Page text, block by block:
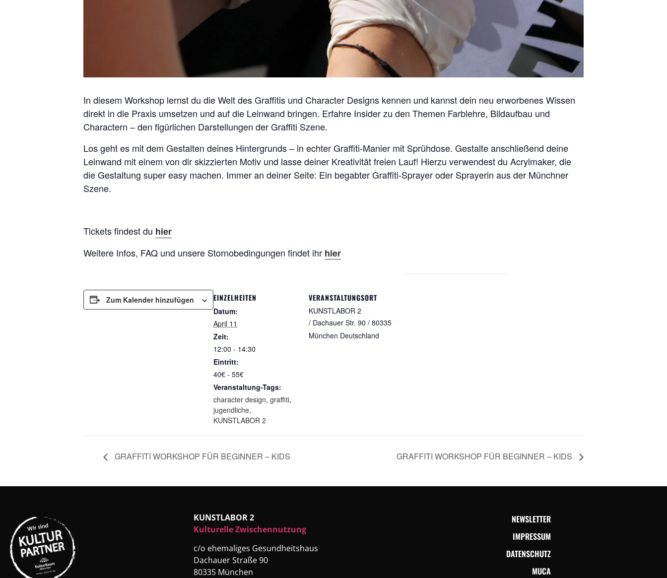
In diesem Workshop lernst du die Welt des Graffitis und Character Designs kennen und kannst dein neu erworbenes Wissen
direkt in die Praxis umsetzen und auf die Leinwand bringen. Erfahre Insider zu den Themen Farblehre, Bildaufbau und
Charactern – den figürlichen Darstellungen der Graffiti Szene.
Los geht es mit dem Gestalten deines Hintergrunds – in echter Graffiti-Manier mit Sprühdose. Gestalte anschließend deine
Leinwand mit einem von dir skizzierten Motiv und lasse deiner Kreativität freien Lauf! Hierzu verwendest du Acrylmaker, die
die Gestaltung super easy machen. Immer an deiner Seite: Ein begabter Graffiti-Sprayer oder Sprayerin aus der Münchner
Szene.
Tickets findest du hier
Weitere Infos, FAQ und unsere Stornobedingungen findet ihr hier
Zum Kalender hinzufügen EINZELHEITEN
Datum:
April 11
Zeit:
12:00 - 14:30
Eintritt:
40€ - 55€
Veranstaltung-Tags:
character design, graffiti,
jugendliche,
KUNSTLABOR 2
VERANSTALTUNGSORT
KUNSTLABOR 2
/ Dachauer Str. 90 / 80335
München Deutschland
GRAFFITI WORKSHOP FÜR BEGINNER – KIDS GRAFFITI WORKSHOP FÜR BEGINNER – KIDS
KUNSTLABOR 2
Kulturelle Zwischennutzung
c/o ehemaliges Gesundheitshaus
Dachauer Straße 90
80335 München
NEWSLETTER
IMPRESSUM
DATENSCHUTZ
MUCA